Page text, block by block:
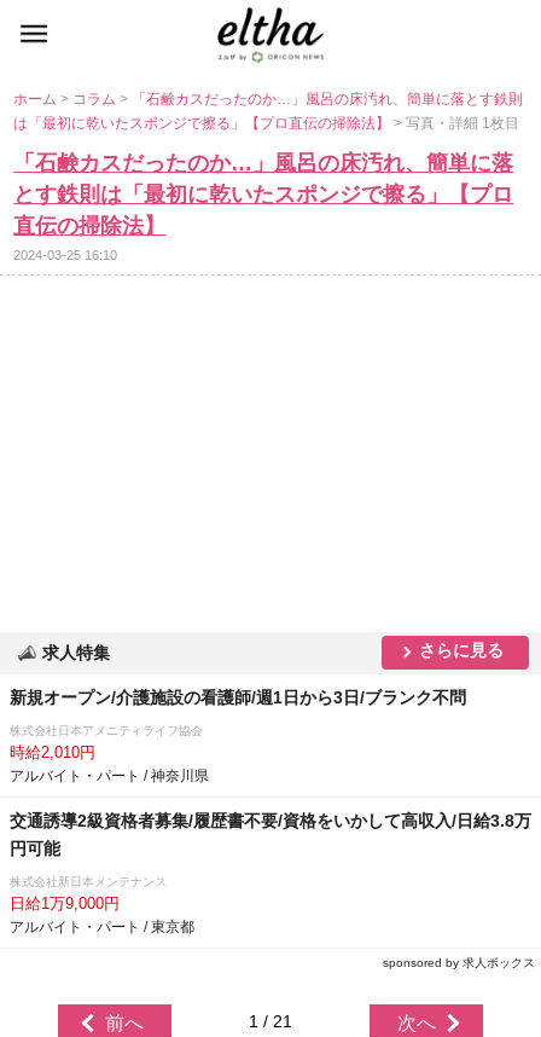
ホーム> コラム>
「石鹸カスだったのか…」風呂の床汚れ、簡単に落とす鉄則
は「最初に乾いたスポンジで擦る」【プロ直伝の掃除法】> 写真・詳細 1枚目
「石鹸カスだったのか…」風呂の床汚れ、簡単に落
とす鉄則は「最初に乾いたスポンジで擦る」【プロ
直伝の掃除法】
2024-03-25 16:10
求人特集 さらに見る
新規オープン/介護施設の看護師/週1日から3日/ブランク不問
株式会社日本アメニティライフ協会
時給2,010円
アルバイト・パート / 神奈川県
交通誘導2級資格者募集/履歴書不要/資格をいかして高収入/日給3.8万
円可能
株式会社新日本メンテナンス
日給1万9,000円
アルバイト・パート / 東京都
sponsored by 求人ボックス
前へ 1 / 21 次へ